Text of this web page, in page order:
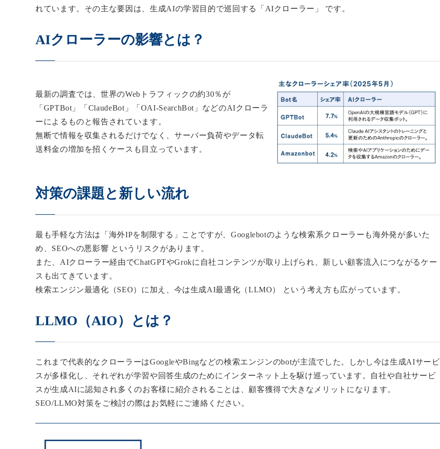
れています。その主な要因は、生成AIの学習目的で巡回する「AIクローラー」 です。
AIクローラーの影響とは？
最新の調査では、世界のWebトラフィックの約30％が
「GPTBot」「ClaudeBot」「OAI-SearchBot」などのAIクローラ
ーによるものと報告されています。
無断で情報を収集されるだけでなく、サーバー負荷やデータ転
送料金の増加を招くケースも目立っています。
対策の課題と新しい流れ
最も手軽な方法は「海外IPを制限する」ことですが、Googlebotのような検索系クローラーも海外発が多いた
め、SEOへの悪影響 というリスクがあります。
また、AIクローラー経由でChatGPTやGrokに自社コンテンツが取り上げられ、新しい顧客流入につながるケー
スも出てきています。
検索エンジン最適化（SEO）に加え、今は生成AI最適化（LLMO） という考え方も広がっています。
LLMO（AIO）とは？
これまで代表的なクローラーはGoogleやBingなどの検索エンジンのbotが主流でした。しかし今は生成AIサービ
スが多様化し、それぞれが学習や回答生成のためにインターネット上を駆け巡っています。自社や自社サービ
スが生成AIに認知され多くのお客様に紹介されることは、顧客獲得で大きなメリットになります。
SEO/LLMO対策をご検討の際はお気軽にご連絡ください。